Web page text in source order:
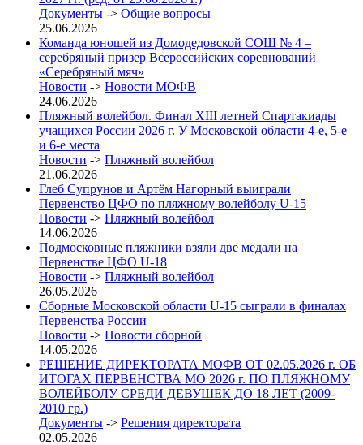
Документы -> Общие вопросы
25.06.2026
Команда юношей из Домодедовской СОШ № 4 –
серебряный призер Всероссийских соревнований
«Серебряный мяч»
Новости -> Новости МОФВ
24.06.2026
Пляжный волейбол. Финал XIII летней Спартакиады
учащихся России 2026 г. У Московской области 4-е, 5-е
и 6-е места
Новости -> Пляжный волейбол
21.06.2026
Глеб Супрунов и Артём Нагорный выиграли
Первенство ЦФО по пляжному волейболу U-15
Новости -> Пляжный волейбол
14.06.2026
Подмосковные пляжники взяли две медали на
Первенстве ЦФО U-18
Новости -> Пляжный волейбол
26.05.2026
Сборные Московской области U-15 сыграли в финалах
Первенства России
Новости -> Новости сборной
14.05.2026
РЕШЕНИЕ ДИРЕКТОРАТА МОФВ ОТ 02.05.2026 г. ОБ
ИТОГАХ ПЕРВЕНСТВА МО 2026 г. ПО ПЛЯЖНОМУ
ВОЛЕЙБОЛУ СРЕДИ ДЕВУШЕК ДО 18 ЛЕТ (2009-
2010 гр.)
Документы -> Решения директората
02.05.2026